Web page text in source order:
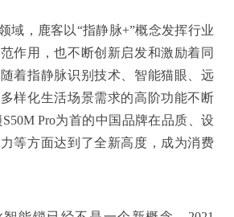
域，鹿客以“指静脉+”概念发挥行业
作用，也不断创新启发和激励着同
着指静脉识别技术、智能猫眼、远
样化生活场景需求的高阶功能不断
Pro为首的中国品牌在品质、设
等方面达到了全新高度，成为消费